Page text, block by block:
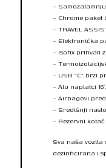
–
– Chrome paket
– TRAVEL
– Elektronička
– Isofix prihvati
–
– USB “C” brzi
– Alu naplatci
– Airbagovi
– Središnji
– Rezervni
Sva naša vozila
dezinficirana i